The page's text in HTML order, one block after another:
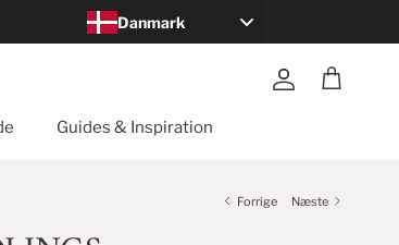
Danmark
KontoKurv
Guides & Inspiration
Forrige Næste